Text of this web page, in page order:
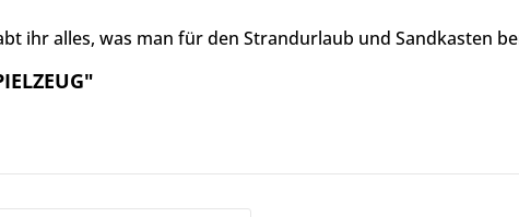
ihr alles, was man für den Strandurlaub und Sandkasten